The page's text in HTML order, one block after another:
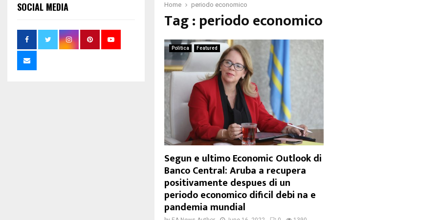
Home periodo economico
Tag : periodo economico
Politica Featured
Segun e ultimo Economic Outlook di
Banco Central: Aruba a recupera
positivamente despues di un
periodo economico dificil debi na e
pandemia mundial
SOCIAL MEDIA